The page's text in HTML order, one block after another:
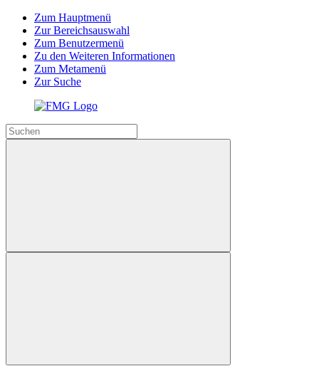
Zum Hauptmenü
Zur Bereichsauswahl
Zum Benutzermenü
Zu den Weiteren Informationen
Zum Metamenü
Zur Suche